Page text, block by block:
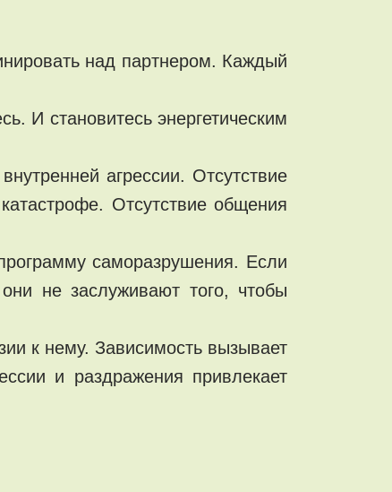
над партнером. Каждый
И становитесь энергетическим
агрессии. Отсутствие
Отсутствие общения
саморазрушения. Если
не заслуживают того, чтобы
к нему. Зависимость вызывает
и раздражения привлекает